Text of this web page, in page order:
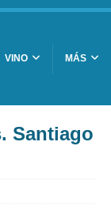
VINO MÁS
Santiago